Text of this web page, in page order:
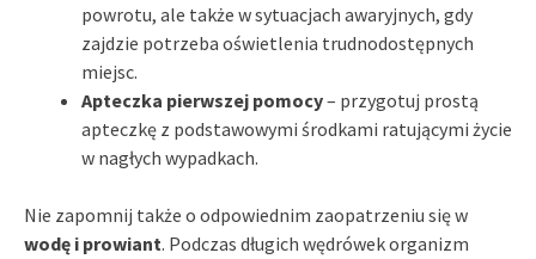
powrotu, ale także w sytuacjach awaryjnych, gdy
zajdzie potrzeba oświetlenia trudnodostępnych
miejsc.
Apteczka pierwszej pomocy– przygotuj prostą
apteczkę z podstawowymi środkami ratującymi życie
w nagłych wypadkach.
Nie zapomnij także o odpowiednim zaopatrzeniu się w
wodę i prowiant. Podczas długich wędrówek organizm